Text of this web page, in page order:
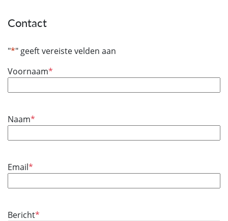
Contact
"*" geeft vereiste velden aan
Voornaam*
Naam*
Email*
Bericht*